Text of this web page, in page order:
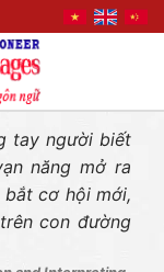
tay người biết
năng mở ra
cơ hội mới,
con đường